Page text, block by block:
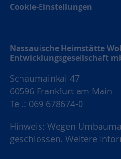
Cookie-Einstellungen
Nassauische Heimstätte
Entwicklungsgesellschaft
Schaumainkai 47
60596 Frankfurt am Main
Tel.: 069 678674-0
Hinweis: Wegen
geschlossen. Weitere